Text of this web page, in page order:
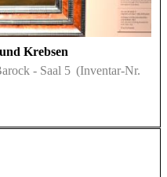
Krebsen
- Saal 5 (Inventar-Nr.